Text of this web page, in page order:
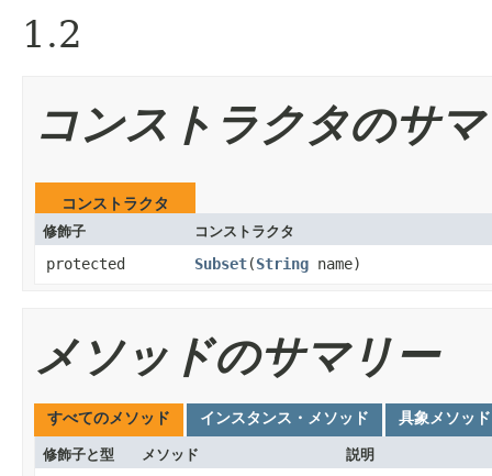
1.2
コンストラクタのサ
コンストラクタ
修飾子 コンストラクタ
protected Subset​(String name)
メソッドのサマリー
すべてのメソッド インスタンス・メソッド 具象メソッド
修飾子と型 メソッド 説明